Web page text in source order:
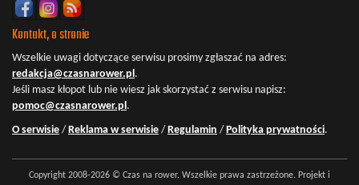
Kontakt, o stronie
Wszelkie uwagi dotyczące serwisu prosimy zgłaszać na adres:
redakcja@czasnarower.pl.
Jeśli masz kłopot lub nie wiesz jak skorzystać z serwisu napisz:
pomoc@czasnarower.pl.
O serwisie / Reklama w serwisie / Regulamin / Polityka prywatności.
Copyright 2008-2026 © Czas na rower. Wszelkie prawa zastrzeżone. Projekt i